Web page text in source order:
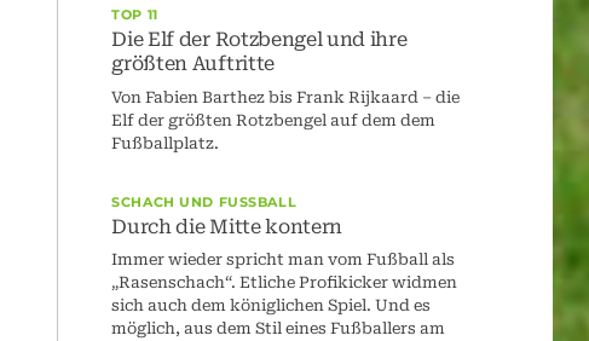
TOP 11
Die Elf der Rotzbengel und ihre
größten Auftritte
Von Fabien Barthez bis Frank Rijkaard – die
Elf der größten Rotzbengel auf dem dem
Fußballplatz.
SCHACH UND FUSSBALL
Durch die Mitte kontern
Immer wieder spricht man vom Fußball als
„Rasenschach“. Etliche Profikicker widmen
sich auch dem königlichen Spiel. Und es
möglich, aus dem Stil eines Fußballers am